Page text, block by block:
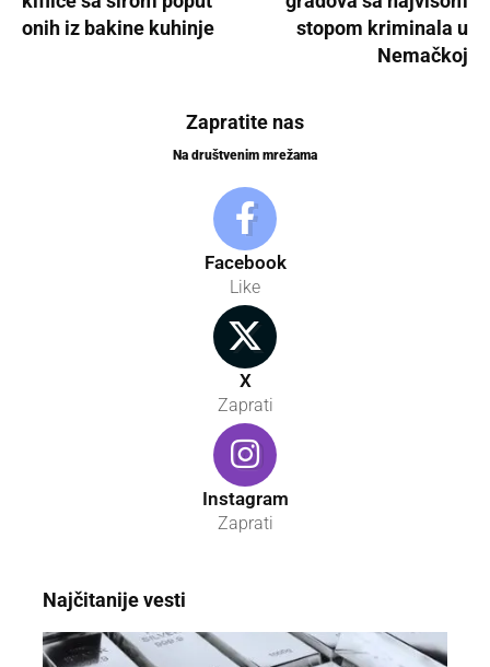
onih iz bakine kuhinje
stopom kriminala u
Nemačkoj
Zapratite nas
Na društvenim mrežama
Facebook
Like
X
Zaprati
Instagram
Zaprati
Najčitanije vesti